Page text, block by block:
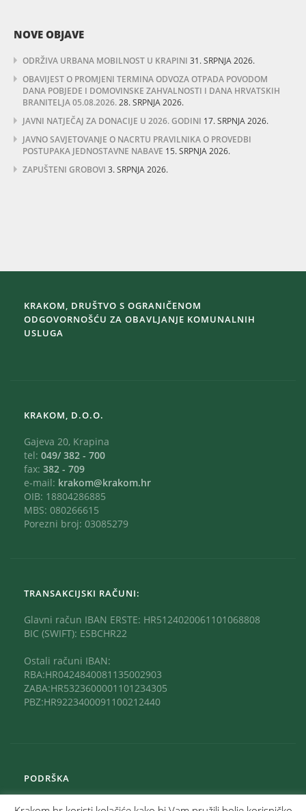
NOVE OBJAVE
ODRŽIVA URBANA MOBILNOST U KRAPINI 31. SRPNJA 2026.
OBAVIJEST O PROMJENI TERMINA ODVOZA OTPADA POVODOM
DANA POBJEDE I DOMOVINSKE ZAHVALNOSTI I DANA HRVATSKIH
BRANITELJA 05.08.2026.28. SRPNJA 2026.
JAVNI NATJEČAJ ZA DONACIJE U 2026. GODINI 17. SRPNJA 2026.
JAVNO SAVJETOVANJE O NACRTU PRAVILNIKA O PROVEDBI
POSTUPAKA JEDNOSTAVNE NABAVE 15. SRPNJA 2026.
ZAPUŠTENI GROBOVI 3. SRPNJA 2026.
KRAKOM, DRUŠTVO S OGRANIČENOM
ODGOVORNOŠĆU ZA OBAVLJANJE KOMUNALNIH
USLUGA
KRAKOM, D.O.O.
Gajeva 20, Krapina
tel: 049/ 382 - 700
fax: 382 - 709
e-mail: krakom@krakom.hr
OIB: 18804286885
MBS: 080266615
Porezni broj: 03085279
TRANSAKCIJSKI RAČUNI:
Glavni račun IBAN ERSTE: HR5124020061101068808
BIC (SWIFT): ESBCHR22
Ostali računi IBAN:
RBA:HR0424840081135002903
ZABA:HR5323600001101234305
PBZ:HR9223400091100212440
PODRŠKA